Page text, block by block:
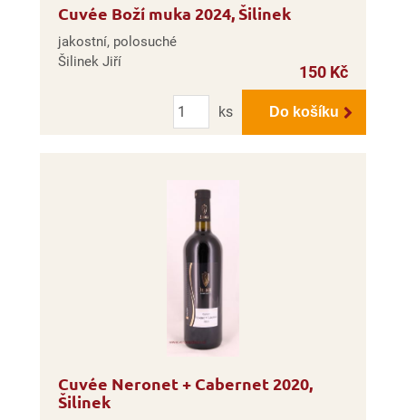
Cuvée Boží muka 2024, Šilinek
jakostní, polosuché
Šilinek Jiří
150 Kč
Počet
ks
Do košíku
Cuvée Neronet + Cabernet 2020,
Šilinek